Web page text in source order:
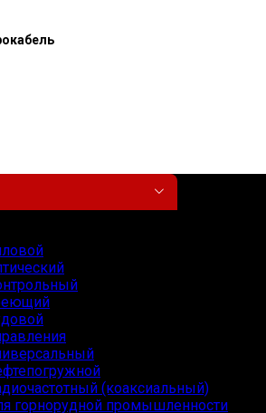
(коаксиальный)
горнорудной промышленности